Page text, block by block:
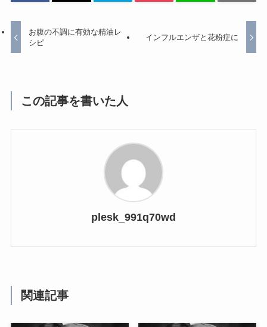
お腹の不調に有効な精油レ
シピ
インフルエンザと花粉症に
この記事を書いた人
plesk_991q70wd
関連記事